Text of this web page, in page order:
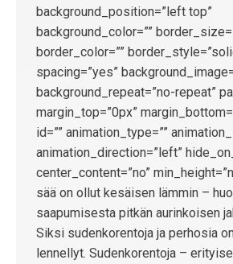
background_position=”left top”
background_color=””
border_color=””
spacing=”yes”
background_repeat=”no-repeat”
margin_top=”0px”
id=”” animation_type=””
animation_direction=”left”
center_content=”no”
sää on ollut kesäisen lämmin –
saapumisesta pitkän aurinkoisen
Siksi sudenkorentoja ja perhosia
lennellyt. Sudenkorentoja –